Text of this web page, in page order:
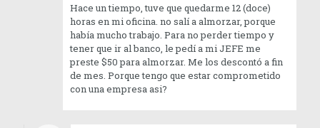
Hace un tiempo, tuve que quedarme 12 (doce)
horas en mi oficina. no salí a almorzar, porque
había mucho trabajo. Para no perder tiempo y
tener que ir al banco, le pedí a mi JEFE me
preste $50 para almorzar. Me los descontó a fin
de mes. Porque tengo que estar comprometido
con una empresa asi?